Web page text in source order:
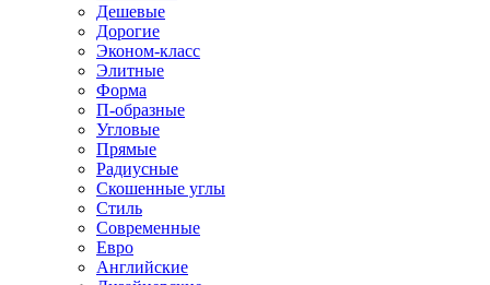
Дешевые
Дорогие
Эконом-класс
Элитные
Форма
П-образные
Угловые
Прямые
Радиусные
Скошенные углы
Стиль
Современные
Евро
Английские